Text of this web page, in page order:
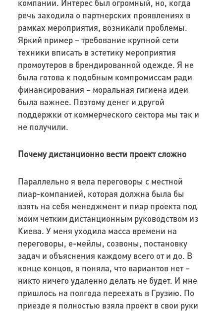
компании. Интерес был огромный, но, когда
речь заходила о партнерских проявлениях в
рамках мероприятия, возникали проблемы.
Яркий пример – требование крупной сети
техники вписать в эстетику мероприятия
промоутеров в брендированной одежде. Я не
была готова к подобным компромиссам ради
финансирования – моральная гигиена идеи
была важнее. Поэтому денег и другой
поддержки от коммерческого сектора мы так и
не получили.
Почему дистанционно вести проект сложно
Параллельно я вела переговоры с местной
пиар-компанией, которая должна была бы
взять на себя менеджмент и пиар проекта под
моим четким дистанционным руководством из
Киева. У меня уходила масса времени на
переговоры, е-мейлы, созвоны, постановку
задач и объяснения каждому всего от и до. В
конце концов, я поняла, что вариантов нет –
никто ничего удаленно делать не будет. И мне
пришлось на полгода переехать в Грузию. По
приезде я полностью взяла проект в свои руки